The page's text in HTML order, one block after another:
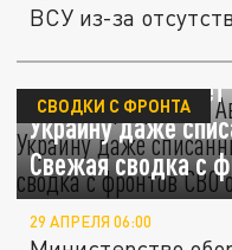
ВСУ из-за
США не разрешает
Украину даже
Свежая сводка с
СВОДКИ С ФРОНТА
29 АПРЕЛЯ 06:00